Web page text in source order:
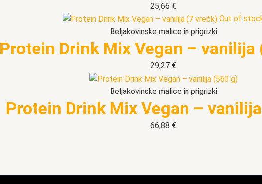
25,66 €
Out of
Beljakovinske malice in prigrizki
Protein Drink Mix Vegan – vanilija
29,27 €
Beljakovinske malice in prigrizki
Protein Drink Mix Vegan –
66,88 €